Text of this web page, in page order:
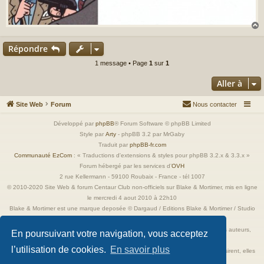
En poursuivant votre navigation, vous acceptez
l’utilisation de cookies. En savoir plus
Répondre
1 message • Page 1 sur 1
Aller à
Site Web Forum Nous contacter
Développé par phpBB® Forum Software © phpBB Limited
Style par Arty - phpBB 3.2 par MrGaby
Traduit par phpBB-fr.com
Communauté EzCom : « Traductions d'extensions & styles pour phpBB 3.2.x & 3.3.x »
Forum hébergé par les services d’OVH
2 rue Kellermann - 59100 Roubaix - France - tél 1007
© 2010-2020 Site Web & forum Centaur Club non-officiels sur Blake & Mortimer, mis en ligne
le mercredi 4 aout 2010 à 22h10
Blake & Mortimer est une marque deposée © Dargaud / Editions Blake & Mortimer / Studio
Toutes les images incluses dans ces pages sont la propriété exclusive de leurs auteurs,
ayant droits et/ou éditeurs.
Elles ne sont ici qu'à titre de référence ou d'illustration. Si les propriétaires le désirent, elles